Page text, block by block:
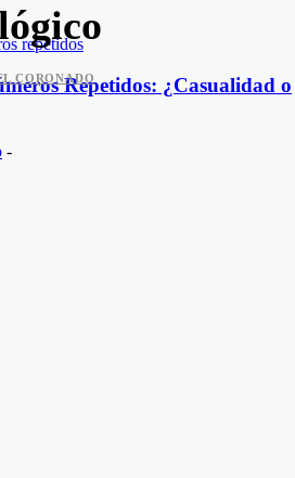
CORONADORepetidos: ¿Casualidad o
-